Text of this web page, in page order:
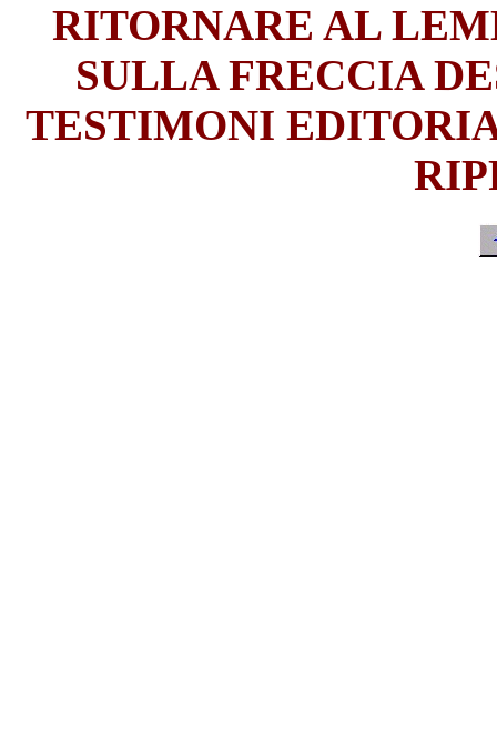
RITORNARE AL
SULLA FRECCIA
TESTIMONI